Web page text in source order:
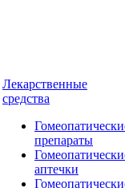
Лекарственные
средства
препараты
аптечки